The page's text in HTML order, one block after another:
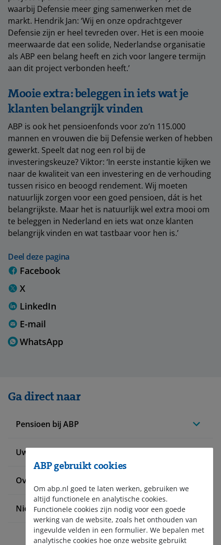
waarbij Defensie meer ging samenwerken met de
markt. Hendrik Jan: ‘Wij en onze opdrachtgever
Defensie zijn er heel tevreden over. Het is een mooie
meerwaarde dat een solide, Nederlandse organisatie
als ABP een belang heeft en zich voor langere termijn
aan dit project verbonden heeft.’
Mooie extra: beleggen in iets wat je
klanten belangrijk vinden
ABP is ook het pensioenfonds voor zo’n 115.000
mannen en vrouwen die bij Defensie werken of hebben
gewerkt. Speelt dat nog een rol bij de
investeringskeuze? Viktor: ‘In eerste instantie kijken we
naar de kwaliteit van een investering en de verhouding
tussen risico en beoogd rendement. Wij moeten
natuurlijk zorgen voor een goed pensioen, dát is het
belangrijkste. Maar het is natuurlijk wel extra mooi om
te beleggen in Nederland en iets wat onze klanten
belangrijk vinden en wat tastbaar voor hen is.’
Deel deze pagina
Facebook
X
LinkedIn
E-mail
WhatsApp
Ga direct naar
Pensioen bij ABP
Uw situatie verandert
Over ABP
Nieuws en pers
ABP gebruikt cookies
Om abp.nl goed te laten werken, gebruiken we
altijd functionele en analytische cookies.
Functionele cookies zijn nodig voor een goede
werking van de website, zoals het onthouden van
ingevulde velden in een formulier. We bepalen met
analytische cookies hoe onze website gebruikt